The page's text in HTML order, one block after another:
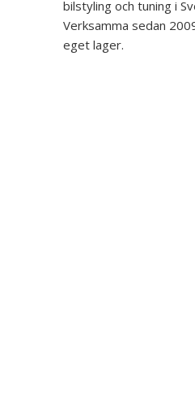
bilstyling och tuning i
Verksamma sedan
eget lager.